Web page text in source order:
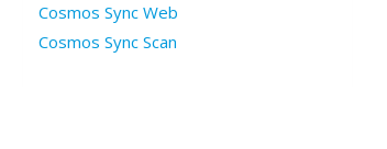
Cosmos Sync Web
Cosmos Sync Scan